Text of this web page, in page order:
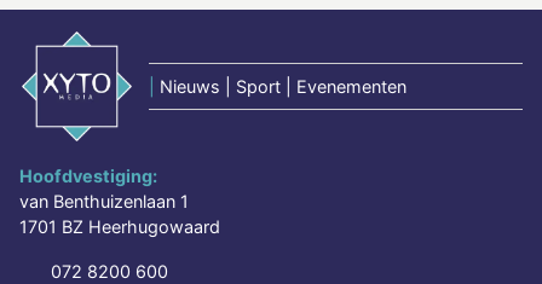
Nieuws | Sport | Evenementen
Hoofdvestiging:
van Benthuizenlaan 1
1701 BZ Heerhugowaard
072 8200 600